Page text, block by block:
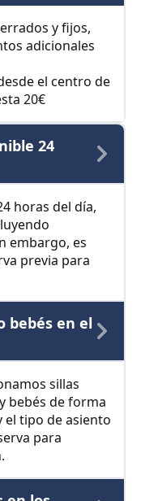
y fijos,
adicionales
el centro de
20€
24
horas del día,
embargo, es
previa para
bebés en el
sillas
bebés de forma
el tipo de asiento
para